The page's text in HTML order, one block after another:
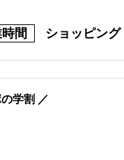
間 ショッピング
学割 ／